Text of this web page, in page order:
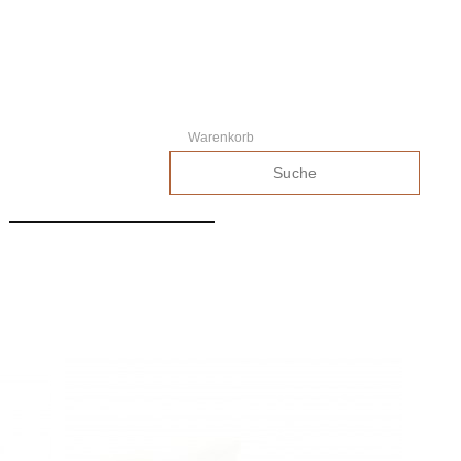
Warenkorb